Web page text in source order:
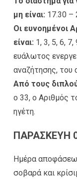
μη είναι: 17.30 –
Οι ευνοημένοι
είναι: 1, 3, 5, 6, 7,
ευάλωτος
αναζήτησης, του
Από τους
ο 33, ο Αριθμός
ηγέτη.
ΠΑΡΑΣΚΕΥΗ
Ημέρα
σοβαρά και